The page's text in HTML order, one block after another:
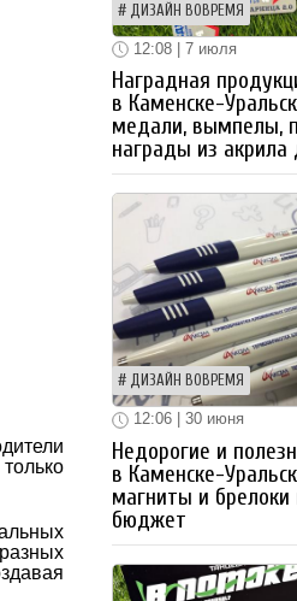
ДИЗАЙН ВОВРЕМЯ
12:08 | 7 июля
Наградная
в Каменске-
медали, вымпелы,
награды из акрила
ДИЗАЙН ВОВРЕМЯ
12:06 | 30 июня
Недорогие и
в Каменске-
магниты и
бюджет